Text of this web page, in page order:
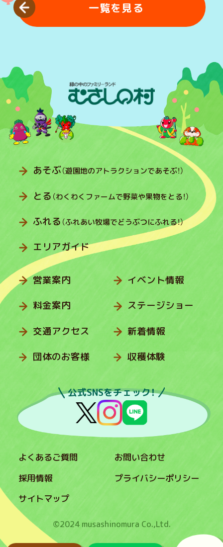
一覧を見る
あそぶ（遊園地のアトラクションであそぶ！）
とる （わくわくファームで野菜や果物をとる！）
ふれる （ふれあい牧場でどうぶつにふれる！）
エリアガイド
営業案内
料金案内
交通アクセス
団体のお客様
イベント情報
ステージショー
新着情報
収穫体験
公式SNSをチェック！
よくあるご質問
お問い合わせ
採用情報
プライバシーポリシー
サイトマップ
©2024 musashinomura Co.,Ltd.